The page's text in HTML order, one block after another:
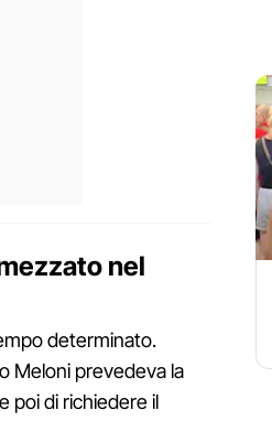
nel
determinato.
Meloni prevedeva la
poi di richiedere il